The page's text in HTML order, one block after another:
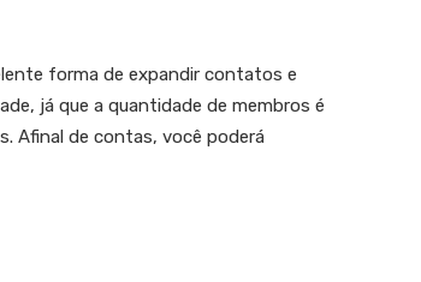
forma de expandir contatos e
já que a quantidade de membros é
Afinal de contas, você poderá